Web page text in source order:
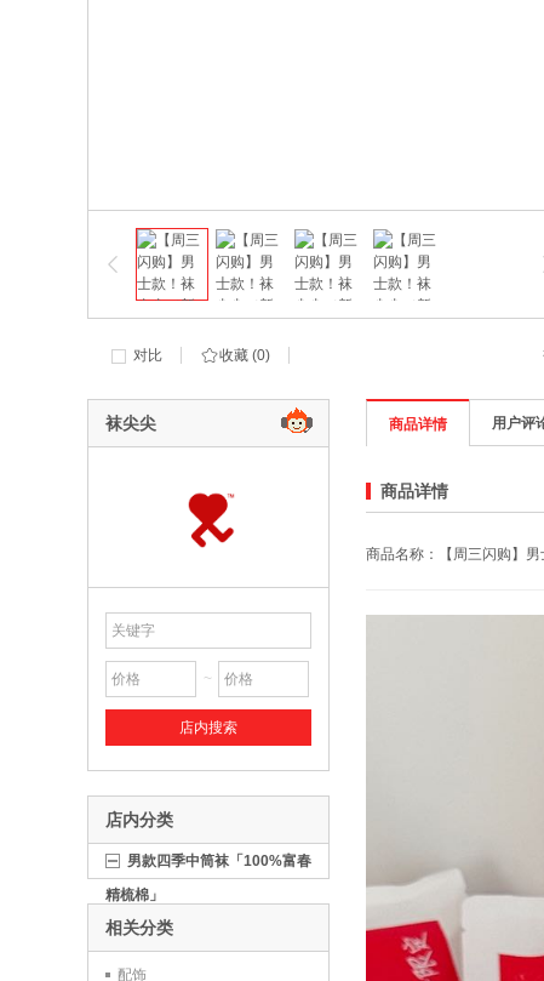
对比 收藏 (0)
袜尖尖
~
店内分类
男款四季中筒袜「100%富春
精梳棉」
相关分类
配饰
商品详情 用户评
商品详情